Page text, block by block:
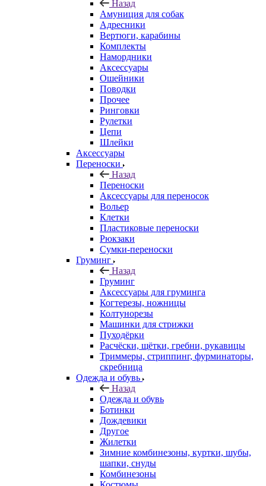
Назад
Амуниция для собак
Адресники
Вертюги, карабины
Комплекты
Намордники
Аксессуары
Ошейники
Поводки
Прочее
Ринговки
Рулетки
Цепи
Шлейки
Аксессуары
Переноски
Назад
Переноски
Аксессуары для переносок
Вольер
Клетки
Пластиковые переноски
Рюкзаки
Сумки-переноски
Груминг
Назад
Груминг
Аксессуары для груминга
Когтерезы, ножницы
Колтунорезы
Машинки для стрижки
Пуходёрки
Расчёски, щётки, гребни, рукавицы
Триммеры, стриппинг, фурминаторы,
скребница
Одежда и обувь
Назад
Одежда и обувь
Ботинки
Дождевики
Другое
Жилетки
Зимние комбинезоны, куртки, шубы,
шапки, снуды
Комбинезоны